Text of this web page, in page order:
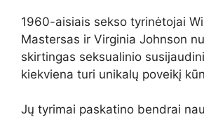
1960-aisiais sekso tyrinėtojai
Mastersas ir Virginia Johnson
skirtingas seksualinio
kiekviena turi unikalų poveikį
Jų tyrimai paskatino bendrai